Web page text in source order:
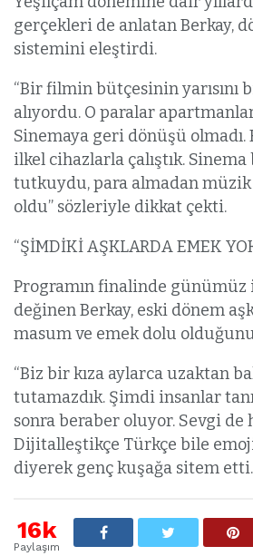
gerçekleri de anlatan Berkay,
sistemini eleştirdi.
“Bir filmin bütçesinin yarısını
alıyordu. O paralar
Sinemaya geri dönüşü olmadı.
ilkel cihazlarla çalıştık.
tutkuydu, para almadan müzik
oldu” sözleriyle dikkat çekti.
“ŞİMDİKİ AŞKLARDA EMEK
Programın finalinde
değinen Berkay, eski dönem
masum ve emek dolu
“Biz bir kıza aylarca uzaktan
tutamazdık. Şimdi insanlar
sonra beraber oluyor. Sevgi de
Dijitalleştikçe Türkçe bile
diyerek genç kuşağa sitem etti.
16k
Paylaşım